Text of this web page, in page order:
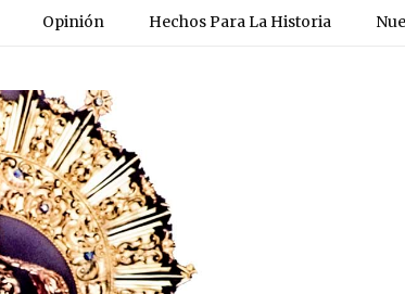
Opinión Hechos Para La Historia